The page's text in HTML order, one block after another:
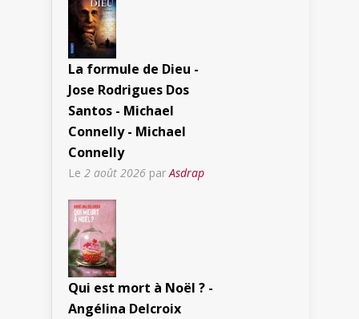
La formule de Dieu -
Jose Rodrigues Dos
Santos - Michael
Connelly - Michael
Connelly
Le 2 août 2026 parAsdrap
Qui est mort à Noël ? -
Angélina Delcroix